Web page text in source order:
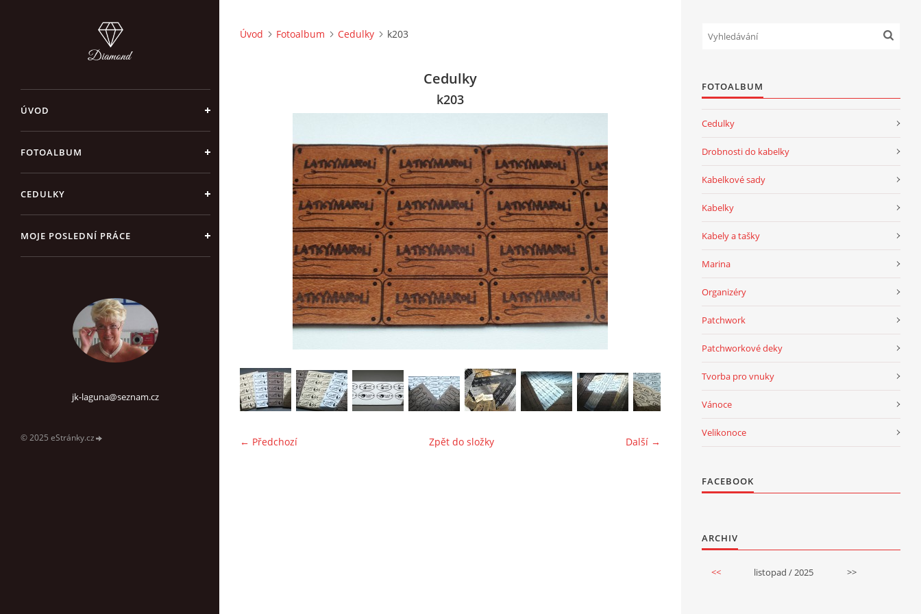
ÚVOD
FOTOALBUM
CEDULKY
MOJE POSLEDNÍ PRÁCE
jk-laguna@seznam.cz
© 2025 eStránky.cz
Úvod Fotoalbum Cedulky k203
Cedulky
k203
← Předchozí Další →
Zpět do složky
FOTOALBUM
Cedulky
Drobnosti do kabelky
Kabelkové sady
Kabelky
Kabely a tašky
Marina
Organizéry
Patchwork
Patchworkové deky
Tvorba pro vnuky
Vánoce
Velikonoce
FACEBOOK
ARCHIV
<< listopad / 2025 >>